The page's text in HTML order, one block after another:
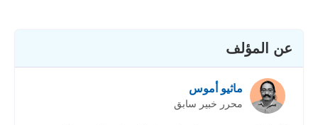
عن المؤلف
ماثيو أموس
محرر خبير سابق